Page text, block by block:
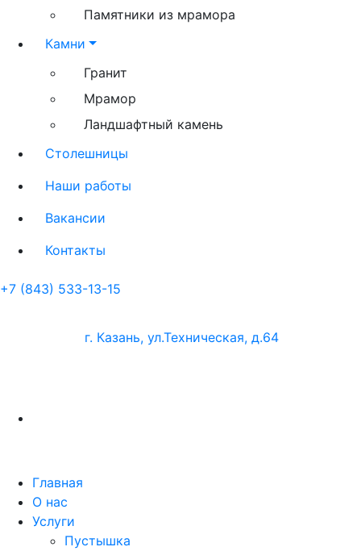
Памятники из мрамора
Камни
Гранит
Мрамор
Ландшафтный камень
Столешницы
Наши работы
Вакансии
Контакты
+7 (843) 533-13-15
г. Казань, ул.Техническая, д.64
Главная
О нас
Услуги
Пустышка